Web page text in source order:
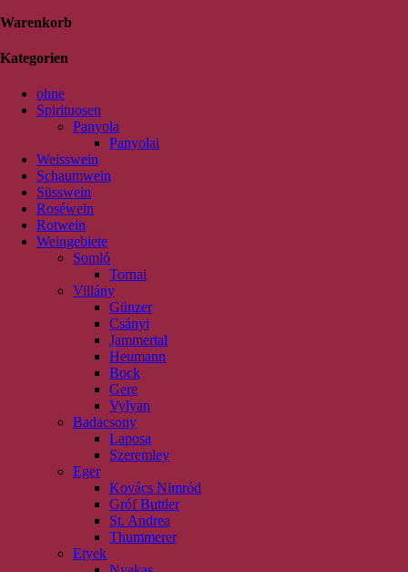
Warenkorb
Kategorien
ohne
Spirituosen
Panyola
Panyolai
Weisswein
Schaumwein
Süsswein
Roséwein
Rotwein
Weingebiete
Somló
Tornai
Villány
Günzer
Csányi
Jammertal
Heumann
Bock
Gere
Vylyan
Badacsony
Laposa
Szeremley
Eger
Kovács Nimród
Gróf Buttler
St. Andrea
Thummerer
Etyek